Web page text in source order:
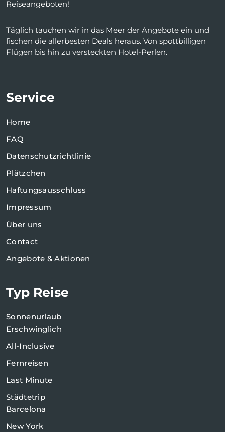
Reiseangeboten!
Täglich tauchen wir in das Meer der Angebote ein und
fischen die allerbesten Deals heraus. Von spottbilligen
Flügen bis hin zu versteckten Hotel-Perlen.
Service
Home
FAQ
Datenschutzrichtlinie
Plätzchen
Haftungsausschluss
Impressum
Über uns
Contact
Angebote & Aktionen
Typ Reise
Sonnenurlaub
Erschwinglich
All-Inclusive
Fernreisen
Last Minute
Städtetrip
Barcelona
New York